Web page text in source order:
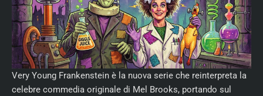
Very Young Frankenstein è la nuova serie che reinterpreta la
celebre commedia originale di Mel Brooks, portando sul